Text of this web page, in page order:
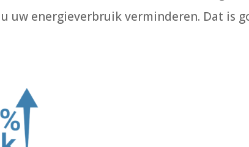
uw energieverbruik verminderen. Dat is